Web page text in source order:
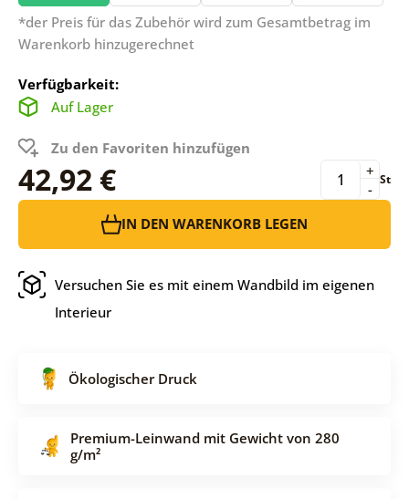
*der Preis für das Zubehör wird zum Gesamtbetrag im
Warenkorb hinzugerechnet
Verfügbarkeit:
Auf Lager
Zu den Favoriten hinzufügen
42,92 € -
+ St
IN DEN WARENKORB LEGEN
Versuchen Sie es mit einem Wandbild im eigenen
Interieur
Ökologischer Druck
Premium-Leinwand mit Gewicht von 280
g/m²